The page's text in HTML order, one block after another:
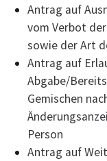
Antrag auf
vom Verbot
sowie der Art
Antrag auf
Abgabe/
Gemischen
Person
Antrag auf